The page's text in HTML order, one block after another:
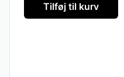
Tilføj til kurv